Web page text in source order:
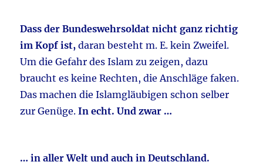
Dass der Bundeswehrsoldat nicht ganz richtig
im Kopf ist, daran besteht m. E. kein Zweifel.
Um die Gefahr des Islam zu zeigen, dazu
braucht es keine Rechten, die Anschläge faken.
Das machen die Islamgläubigen schon selber
zur Genüge.In echt. Und zwar …
… in aller Welt und auch in Deutschland.